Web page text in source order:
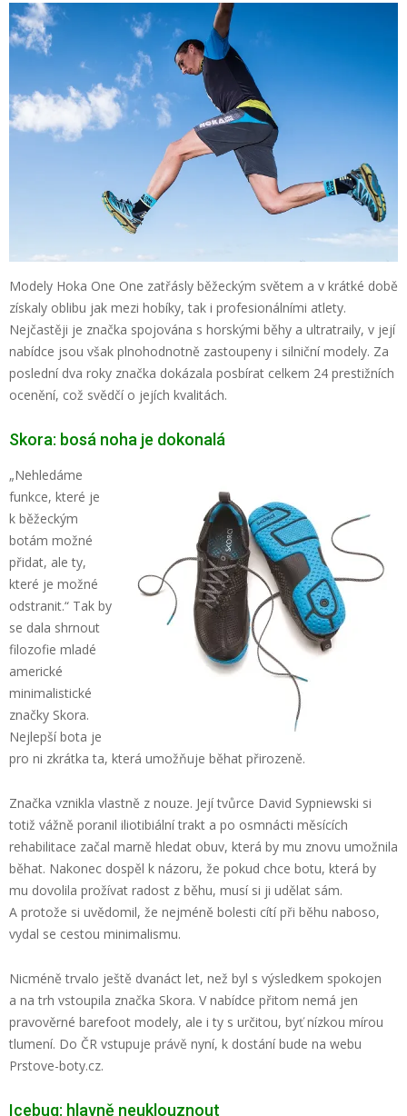
Modely Hoka One One zatřásly běžeckým světem a v krátké době
získaly oblibu jak mezi hobíky, tak i profesionálními atlety.
Nejčastěji je značka spojována s horskými běhy a ultratraily, v její
nabídce jsou však plnohodnotně zastoupeny i silniční modely. Za
poslední dva roky značka dokázala posbírat celkem 24 prestižních
ocenění, což svědčí o jejích kvalitách.
Skora: bosá noha je dokonalá
„Nehledáme
funkce, které je
k běžeckým
botám možné
přidat, ale ty,
které je možné
odstranit.“ Tak by
se dala shrnout
filozofie mladé
americké
minimalistické
značky Skora.
Nejlepší bota je
pro ni zkrátka ta, která umožňuje běhat přirozeně.
Značka vznikla vlastně z nouze. Její tvůrce David Sypniewski si
totiž vážně poranil iliotibiální trakt a po osmnácti měsících
rehabilitace začal marně hledat obuv, která by mu znovu umožnila
běhat. Nakonec dospěl k názoru, že pokud chce botu, která by
mu dovolila prožívat radost z běhu, musí si ji udělat sám.
A protože si uvědomil, že nejméně bolesti cítí při běhu naboso,
vydal se cestou minimalismu.
Nicméně trvalo ještě dvanáct let, než byl s výsledkem spokojen
a na trh vstoupila značka Skora. V nabídce přitom nemá jen
pravověrné barefoot modely, ale i ty s určitou, byť nízkou mírou
tlumení. Do ČR vstupuje právě nyní, k dostání bude na webu
Prstove-boty.cz.
Icebug: hlavně neuklouznout